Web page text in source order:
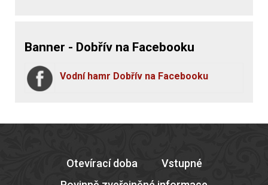
Banner - Dobřív na Facebooku
Vodní hamr Dobřív na Facebooku
Otevírací doba
Vstupné